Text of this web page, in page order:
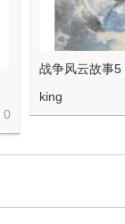
战争风云故事
king
0